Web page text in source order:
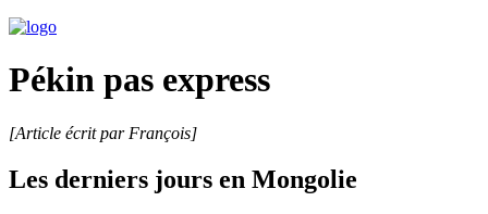
Pékin pas express
[Article écrit par François]
Les derniers jours en Mongolie